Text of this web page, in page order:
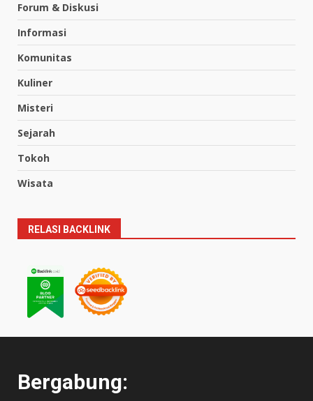
Forum & Diskusi
Informasi
Komunitas
Kuliner
Misteri
Sejarah
Tokoh
Wisata
RELASI BACKLINK
Bergabung: